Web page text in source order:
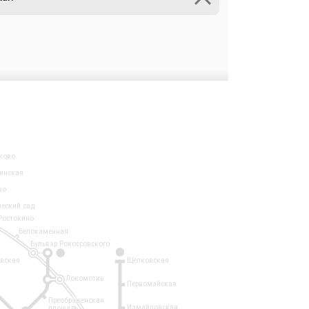
1
Локомотив
сад
Белокаменная
Щёлковская
Первомайская
Измайловская
Бульвар Рокоссовского
Преображенская